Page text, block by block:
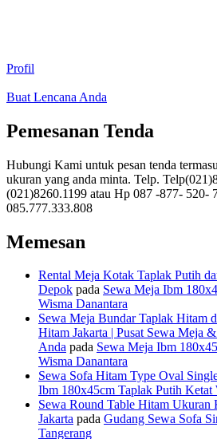
Profil
Buat Lencana Anda
Pemesanan Tenda
Hubungi Kami untuk pesan tenda
ukuran yang anda minta. Telp.
(021)8260.1199 atau Hp 087 -877- 520-
085.777.333.808
Memesan
Rental Meja Kotak Taplak Putih
Depok pada Sewa Meja Ibm
Wisma Danantara
Sewa Meja Bundar Taplak Hitam
Hitam Jakarta | Pusat Sewa Meja
Anda pada Sewa Meja Ibm
Wisma Danantara
Sewa Sofa Hitam Type Oval
Ibm 180x45cm Taplak Putih Ketat
Sewa Round Table Hitam
Jakarta pada Gudang Sewa Sofa
Tangerang